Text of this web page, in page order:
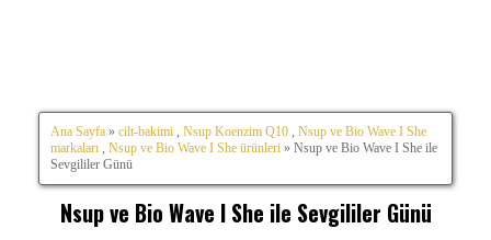
Ana Sayfa » cilt-bakimi Nsup Koenzim Q10
Nsup ve Bio Wave I She
markaları
Nsup ve Bio Wave I She ürünleri » Nsup ve Bio Wave I She ile
Sevgililer Günü
Nsup ve Bio Wave I She ile Sevgililer Günü